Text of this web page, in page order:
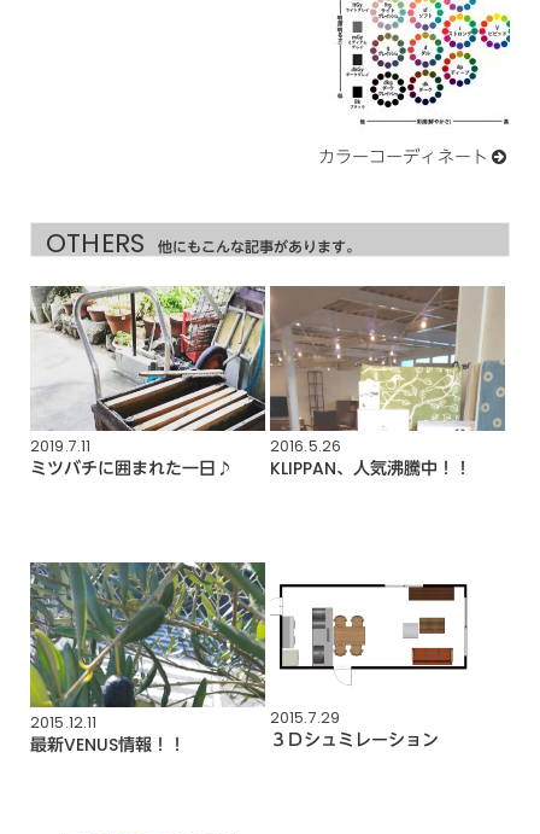
カラーコーディネート
OTHERS 他にもこんな記事があります。
2019.7.11
ミツバチに囲まれた一日♪
2016.5.26
KLIPPAN、人気沸騰中！！
2015.12.11
最新VENUS情報！！
2015.7.29
３Ｄシュミレーション